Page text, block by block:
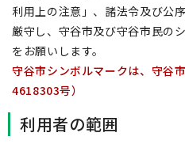
利用上の注意」、諸法令及び公
厳守し、守谷市及び守谷市民の
をお願いします。
守谷市シンボルマークは、守谷
4618303号）
利用者の範囲